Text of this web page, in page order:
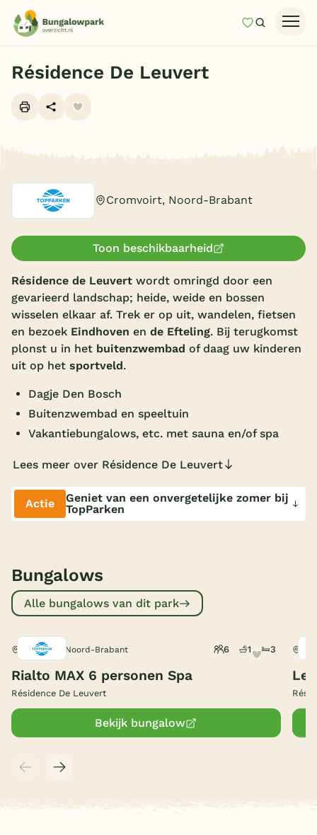
MijnZoeken
Last minutes
Onze vakantiegidsen
Vakantieparken
Subtropisch zwembad
Overdekt zwembad
Wildwaterbaan
Indoor speeltuin
Alle populaire faciliteiten
Nederland
Limburg
Onze e-boeken
Résidence De Leuvert
Cromvoirt, Noord-Brabant
Toon beschikbaarheid
Résidence de Leuvert wordt omringd door een
gevarieerd landschap; heide, weide en bossen
wisselen elkaar af. Trek er op uit, wandelen, fietsen
en bezoek Eindhoven en de Efteling. Bij terugkomst
plonst u in het buitenzwembad of daag uw kinderen
uit op het sportveld.
Dagje Den Bosch
Buitenzwembad en speeltuin
Vakantiebungalows, etc. met sauna en/of spa
Lees meer over Résidence De Leuvert
Actie
Geniet van een onvergetelijke zomer bij
TopParken
Bungalows
Alle bungalows van dit park
Cromvoirt, Noord-Brabant 6 1 3
Rialto MAX 6 personen Spa
Résidence De Leuvert
Bekijk bungalow